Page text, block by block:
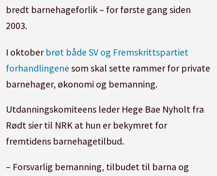
bredt barnehageforlik – for første gang siden
2003.
I oktober brøt både SV og Fremskrittspartiet
forhandlingenesom skal sette rammer for private
barnehager, økonomi og bemanning.
Utdanningskomiteens leder Hege Bae Nyholt fra
Rødt sier til NRK at hun er bekymret for
fremtidens barnehagetilbud.
– Forsvarlig bemanning, tilbudet til barna og